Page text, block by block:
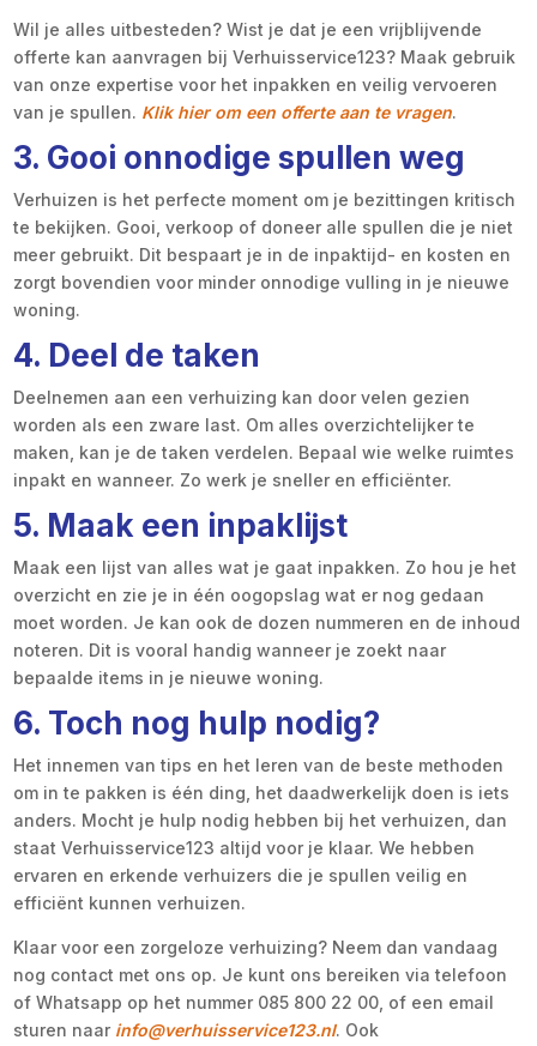
Wil je alles uitbesteden? Wist je dat je een vrijblijvende
offerte kan aanvragen bij Verhuisservice123? Maak gebruik
van onze expertise voor het inpakken en veilig vervoeren
van je spullen. Klik hier om een offerte aan te vragen.
3. Gooi onnodige spullen weg
Verhuizen is het perfecte moment om je bezittingen kritisch
te bekijken. Gooi, verkoop of doneer alle spullen die je niet
meer gebruikt. Dit bespaart je in de inpaktijd- en kosten en
zorgt bovendien voor minder onnodige vulling in je nieuwe
woning.
4. Deel de taken
Deelnemen aan een verhuizing kan door velen gezien
worden als een zware last. Om alles overzichtelijker te
maken, kan je de taken verdelen. Bepaal wie welke ruimtes
inpakt en wanneer. Zo werk je sneller en efficiënter.
5. Maak een inpaklijst
Maak een lijst van alles wat je gaat inpakken. Zo hou je het
overzicht en zie je in één oogopslag wat er nog gedaan
moet worden. Je kan ook de dozen nummeren en de inhoud
noteren. Dit is vooral handig wanneer je zoekt naar
bepaalde items in je nieuwe woning.
6. Toch nog hulp nodig?
Het innemen van tips en het leren van de beste methoden
om in te pakken is één ding, het daadwerkelijk doen is iets
anders. Mocht je hulp nodig hebben bij het verhuizen, dan
staat Verhuisservice123 altijd voor je klaar. We hebben
ervaren en erkende verhuizers die je spullen veilig en
efficiënt kunnen verhuizen.
Klaar voor een zorgeloze verhuizing? Neem dan vandaag
nog contact met ons op. Je kunt ons bereiken via telefoon
of Whatsapp op het nummer 085 800 22 00, of een email
sturen naar info@verhuisservice123.nl. Ook